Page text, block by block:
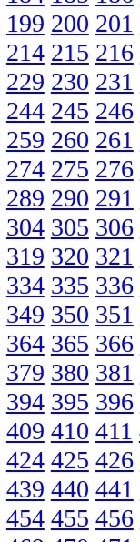
199 200 201
214 215 216
229 230 231
244 245 246
259 260 261
274 275 276
289 290 291
304 305 306
319 320 321
334 335 336
349 350 351
364 365 366
379 380 381
394 395 396
409 410 411
424 425 426
439 440 441
454 455 456